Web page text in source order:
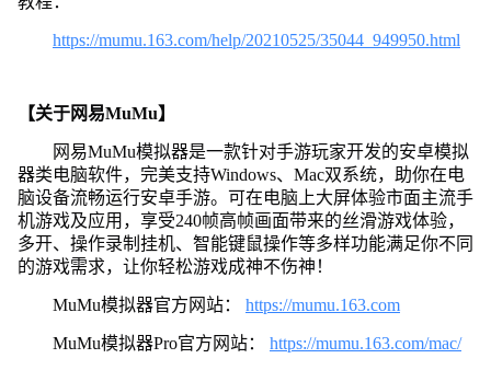
https://mumu.163.com/help/20210525/35044_949950.html
【关于网易MuMu】
网易MuMu模拟器是一款针对手游玩家开发的安卓模拟
器类电脑软件，完美支持Windows、Mac双系统，助你在电
脑设备流畅运行安卓手游。可在电脑上大屏体验市面主流手
机游戏及应用，享受240帧高帧画面带来的丝滑游戏体验，
多开、操作录制挂机、智能键鼠操作等多样功能满足你不同
的游戏需求，让你轻松游戏成神不伤神！
MuMu模拟器官方网站： https://mumu.163.com
MuMu模拟器Pro官方网站： https://mumu.163.com/mac/